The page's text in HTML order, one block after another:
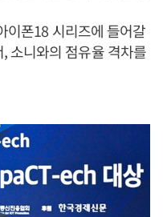
이폰18 시리즈에 들어갈
소니와의 점유율 격차를